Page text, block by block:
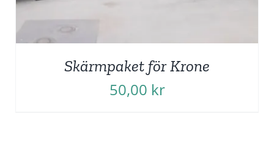
Skärmpaket för Krone
50,00 kr